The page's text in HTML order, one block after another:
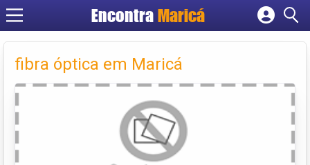
EncontraMaricá
Cadastrar empresa
Criar conta
fibra óptica em Maricá